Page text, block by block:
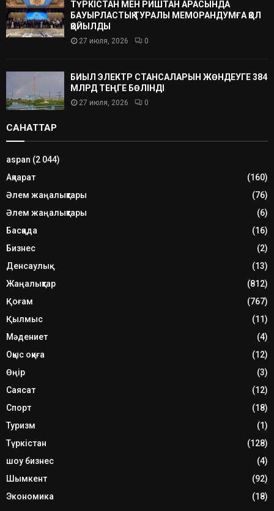
ТҮРКІСТАН МЕН РИШТАН АРАСЫНДА
БАУЫРЛАСТЫҚ ТУРАЛЫ МЕМОРАНДУМҒА ҚОЛ
ҚОЙЫЛДЫ
27 июля, 2026 0
БИЫЛ ЭЛЕКТР СТАНСАЛАРЫН ЖӨНДЕУГЕ 384
МЛРД ТЕҢГЕ БӨЛІНДІ
27 июля, 2026 0
САНАТТАР
aspan (2 044)
Ақпарат
(160)
Әлем жаңалықтары
(76)
Әлем жаңалықтары
(6)
Басқада
(16)
Бизнес
(2)
Денсаулық
(13)
Жаңалықтар
(812)
Қоғам
(767)
Қылмыс
(11)
Мәдениет
(4)
Оқыс оқиға
(12)
Өңір
(3)
Саясат
(12)
Спорт
(18)
Туризм
(1)
Түркістан
(128)
шоу бизнес
(4)
Шымкент
(92)
Экономика
(18)